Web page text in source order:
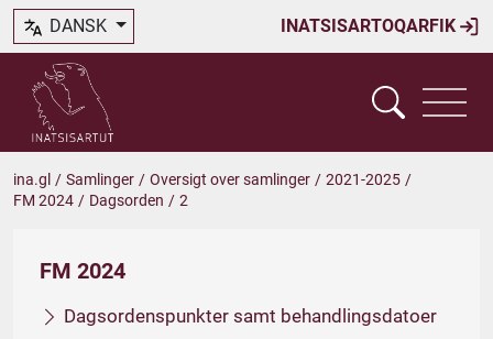
INATSISARTOQARFIK
DANSK
ina.gl / Samlinger / Oversigt over samlinger / 2021-2025 /
FM 2024 / Dagsorden / 2
FM 2024
Dagsordenspunkter samt behandlingsdatoer